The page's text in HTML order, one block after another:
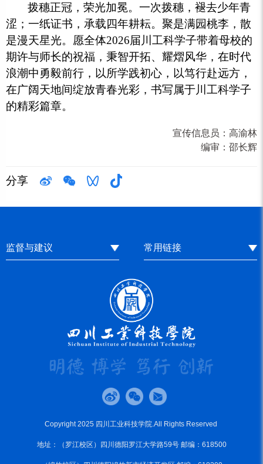
拨穗正冠，荣光加冕。一次拨穗，褪去少年青
涩；一纸证书，承载四年耕耘。聚是满园桃李，散
是漫天星光。愿全体2026届川工科学子带着母校的
期许与师长的祝福，秉智开拓、耀熠风华，在时代
浪潮中勇毅前行，以所学践初心，以笃行赴远方，
在广阔天地间绽放青春光彩，书写属于川工科学子
的精彩篇章。
宣传信息员： 高渝林
编审： 邵长辉
分享
监督与建议 常用链接
Copyright 2025 四川工业科技学院.All Rights Reserved
地址：（罗江校区）四川德阳罗江大学路59号 邮编：618500